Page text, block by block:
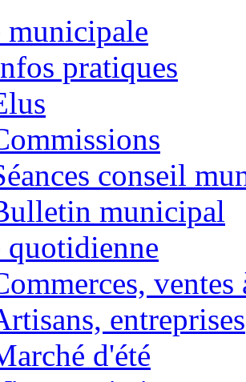
municipale
pratiques
conseil
municipal
quotidienne
ventes
entreprises
d'été